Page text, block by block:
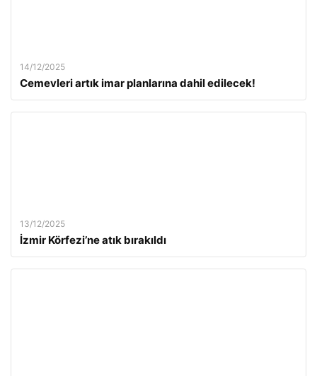
14/12/2025
Cemevleri artık imar planlarına dahil edilecek!
13/12/2025
İzmir Körfezi’ne atık bırakıldı